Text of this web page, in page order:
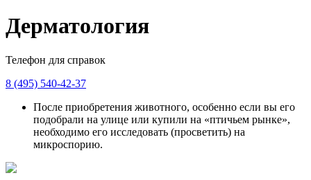
Дерматология
Телефон для справок
8 (495) 540-42-37
После приобретения животного, особенно если вы его
подобрали на улице или купили на «птичьем рынке»,
необходимо его исследовать (просветить) на
микроспорию.